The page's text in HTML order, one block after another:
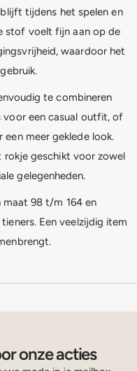
tijdens het spelen en
stof voelt fijn aan op de
waardoor het
te combineren
voor een casual outfit, of
een meer geklede look.
rokje geschikt voor zowel
gelegenheden.
98 t/m 164 en
Een veelzijdig item
onze acties